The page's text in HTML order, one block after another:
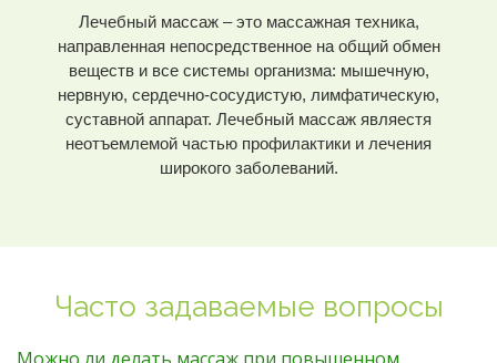
Лечебный массаж – это массажная техника,
направленная непосредственное на общий обмен
веществ и все системы организма: мышечную,
нервную, сердечно-сосудистую, лимфатическую,
суставной аппарат. Лечебный массаж являестя
неотъемлемой частью профилактики и лечения
широкого заболеваний.
Часто задаваемые вопросы